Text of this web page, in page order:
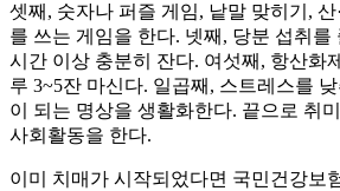
셋째, 숫자나 퍼즐 게임, 낱말 맞히기, 산
를 쓰는 게임을 한다. 넷째, 당분 섭취를
시간 이상 충분히 잔다. 여섯째, 항산화
루 3~5잔 마신다. 일곱째, 스트레스를
이 되는 명상을 생활화한다. 끝으로 취
사회활동을 한다.
이미 치매가 시작되었다면 국민건강보